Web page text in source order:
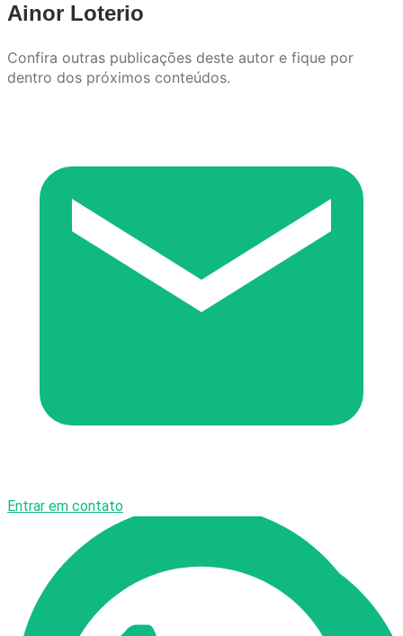
Ainor Loterio
Confira outras publicações deste autor e fique por
dentro dos próximos conteúdos.
Entrar em contato